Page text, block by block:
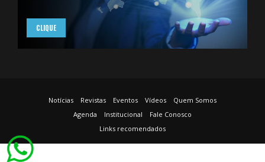
CLIQUE
Notícias Revistas Eventos Vídeos
Quem Somos
Agenda
Institucional
Fale Conosco
Links recomendados